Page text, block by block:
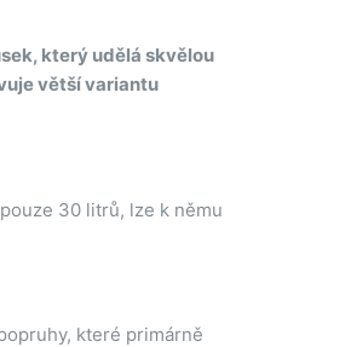
který udělá skvělou
větší variantu
30 litrů, lze k němu
které primárně